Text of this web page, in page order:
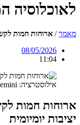
לאוכלוסיה
מאמר/ ארוחות חמות
08/05/2026
11:04
אילוסטרציה: Google Gemini
ארוחות חמות
יציבות יומיומית